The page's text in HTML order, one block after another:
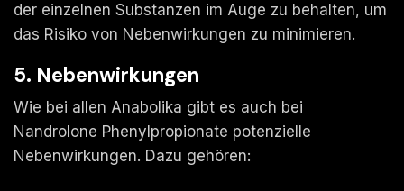
der einzelnen Substanzen im Auge zu behalten, um
das Risiko von Nebenwirkungen zu minimieren.
5. Nebenwirkungen
Wie bei allen Anabolika gibt es auch bei
Nandrolone Phenylpropionate potenzielle
Nebenwirkungen. Dazu gehören: